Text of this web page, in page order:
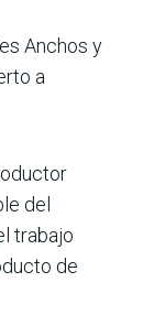
Anchos y
a
del
trabajo
de